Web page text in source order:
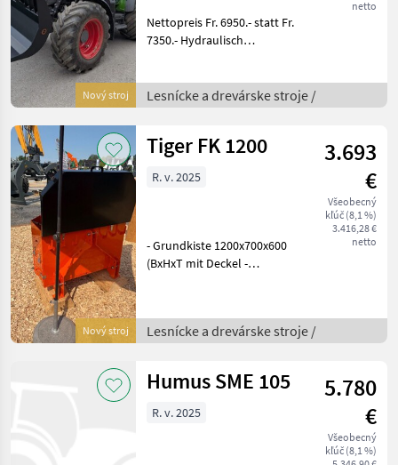
Nový stroj
netto
Nettopreis Fr. 6950.- statt Fr.
7350.- Hydraulisch
Schwenkbereich von +/- 15
Grad, Nullstellung-Anzeige
Lesnícke a drevárske stroje /
Nový stroj
Tiger FK 1200
3.693
€
Všeobecný
kľúč (8,1 %)
3.416,28 €
netto
R. v. 2025
- Grundkiste 1200x700x600
(BxHxT mit Deckel -
Kg - Pulverbeschichtet
Signalorange - Werkbank,
Lesnícke a drevárske stroje /
Humus SME 105
5.780
€
Všeobecný
kľúč (8,1 %)
R. v. 2025